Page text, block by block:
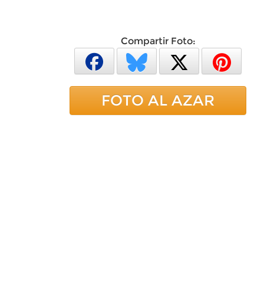
Compartir Foto:
FOTO AL AZAR